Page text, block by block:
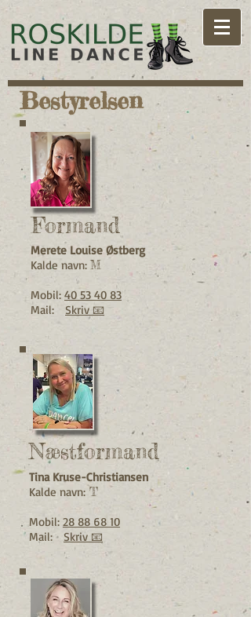
Bestyrelsen
Formand
Merete Louise Østberg
Kalde navn: M
Mobil: 40 53 40 83
Mail: Skriv 📧
Næstformand
Tina Kruse-Christiansen
Kalde navn: T
Mobil: 28 88 68 10
Mail: Skriv 📧